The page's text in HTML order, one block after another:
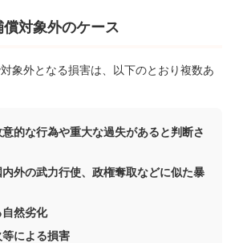
対象外のケース
象外となる損害は、以下のとおり複数あ
的な行為や重大な過失があると判断さ
外の武力行使、政権奪取などに似た暴
然劣化
による損害